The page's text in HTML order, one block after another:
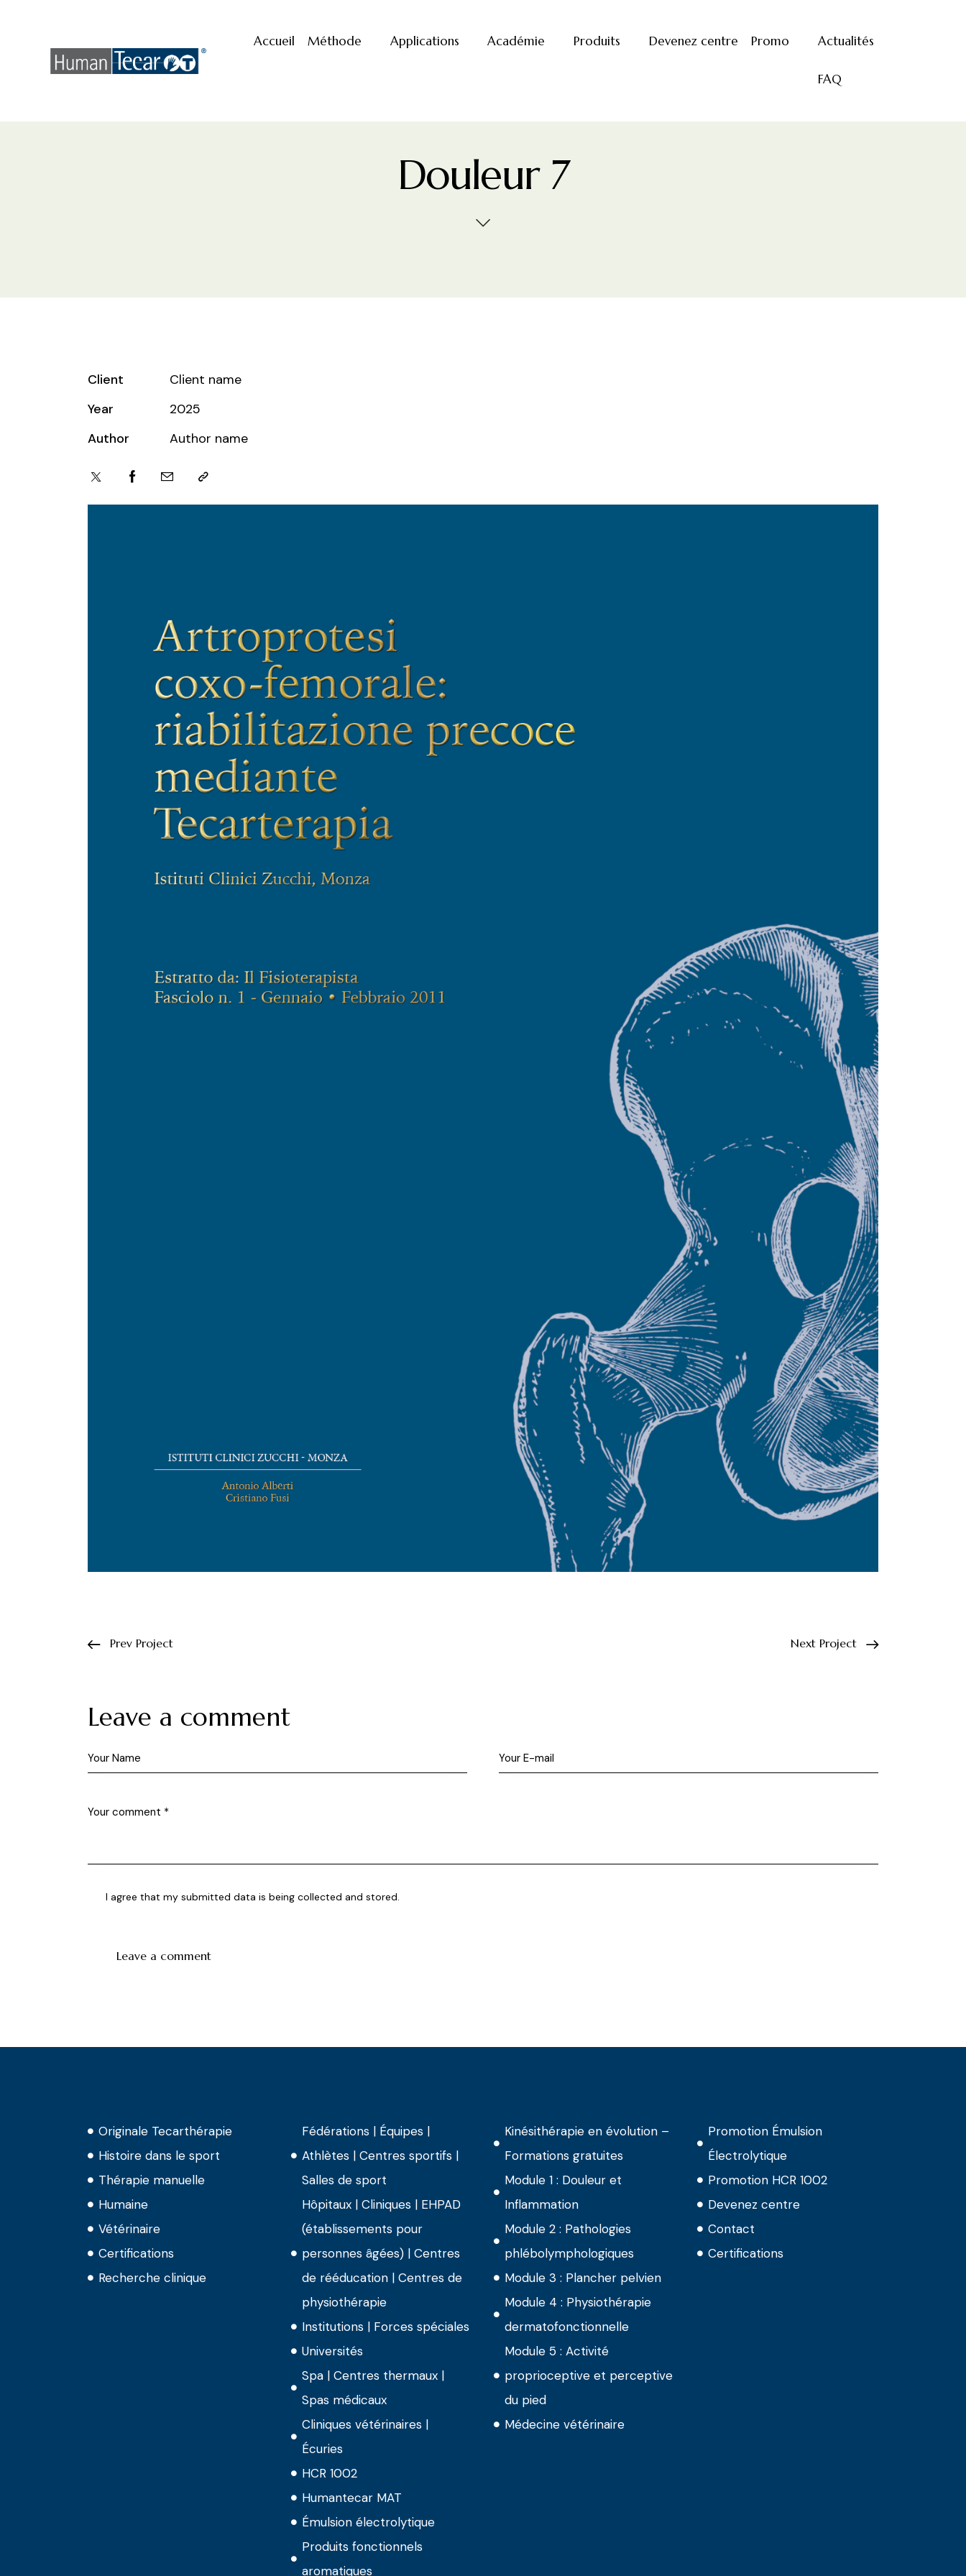
Accueil Méthode Applications Académie Produits Devenez centre Promo Actualités
FAQ
Douleur 7
Client
Client name
Year
2025
Author
Author name
Prev Project Next Project
Leave a comment
I agree that my submitted data is beingcollected and stored.
Originale Tecarthérapie
Histoire dans le sport
Thérapie manuelle
Humaine
Vétérinaire
Certifications
Recherche clinique
Fédérations | Équipes |
Athlètes | Centres sportifs |
Salles de sport
Hôpitaux | Cliniques | EHPAD
(établissements pour
personnes âgées) | Centres
de rééducation | Centres de
physiothérapie
Institutions | Forces spéciales
Universités
Spa | Centres thermaux |
Spas médicaux
Cliniques vétérinaires |
Écuries
HCR 1002
Humantecar MAT
Émulsion électrolytique
Produits fonctionnels
aromatiques
Kinésithérapie en évolution –
Formations gratuites
Module 1 : Douleur et
Inflammation
Module 2 : Pathologies
phlébolymphologiques
Module 3 : Plancher pelvien
Module 4 : Physiothérapie
dermatofonctionnelle
Module 5 : Activité
proprioceptive et perceptive
du pied
Médecine vétérinaire
Promotion Émulsion
Électrolytique
Promotion HCR 1002
Devenez centre
Contact
Certifications